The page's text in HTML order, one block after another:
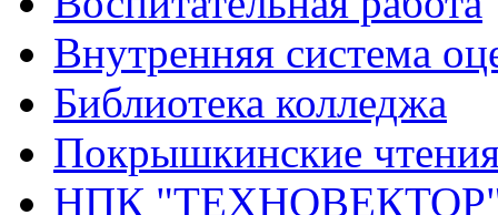
Внутренняя система
Библиотека колледжа
Покрышкинские
НПК